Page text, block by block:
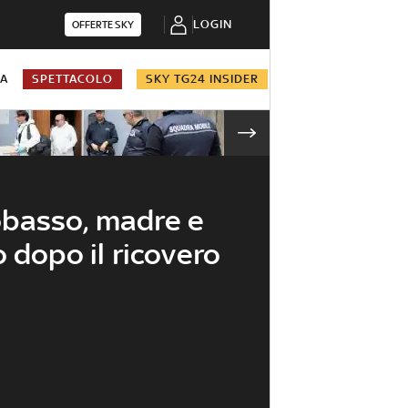
OFFERTE SKY LOGIN
SPETTACOLO SKY TG24 INSIDER
madre e
dopo il ricovero